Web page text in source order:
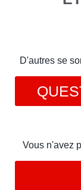
D'autres se
Vous n'avez